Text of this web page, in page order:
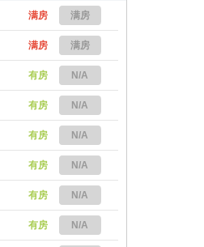
满房 满房
满房 满房
有房 N/A
有房 N/A
有房 N/A
有房 N/A
有房 N/A
有房 N/A